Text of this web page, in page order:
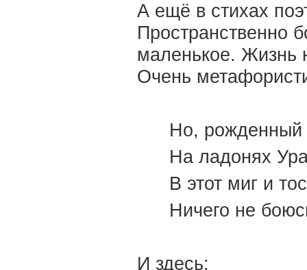
А ещё в стихах
Пространственно
маленькое. Жизнь
Очень
Но, рожденный
На ладонях
В этот миг и
Ничего не
И здесь: